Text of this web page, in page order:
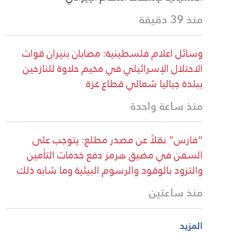
منذ 39 دقيقة
وسائل اعلام فلسطينية: مصابان بنيران قوات
الاحتلال الإسرائيلي في مخيم حلاوة للنازحين
ببلدة جباليا شمالي قطاع غزة
منذ ساعة واحدة
“فارس” نقلاً عن مصدر مطلع: يتوجب على
السفن في مضيق هرمز دفع خدمات التأمين
والتزود بالوقود والرسوم البيئية وما شابه ذلك
منذ ساعتين
المزيد